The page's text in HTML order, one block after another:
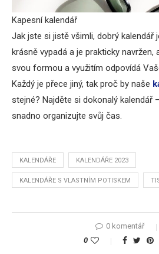
Kapesní kalendář
Jak jste si jistě všimli, dobrý kalendář
krásně vypadá a je prakticky navržen,
svou formou a využitím odpovídá
Každý je přece jiný, tak proč by naše
stejné? Najděte si dokonalý kalendář
snadno organizujte svůj čas.
KALENDÁŘE KALENDÁŘE 2023
KALENDÁŘE S VLASTNÍM POTISKEM
0 komentář
0